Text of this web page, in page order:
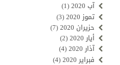
آب 2020
(1)
تموز 2020
(3)
حزيران 2020
(7)
أيار 2020
(2)
آذار 2020
(4)
فبراير 2020
(4)